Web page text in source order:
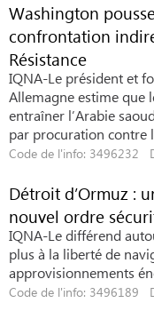
Washington
confrontation
Résistance
IQNA-Le président et
Allemagne estime que
entraîner l’Arabie
par procuration contre
Code de l'info: 3496232
Détroit d’Ormuz :
nouvel ordre
IQNA-Le différend
plus à la liberté de
approvisionnements
Code de l'info: 3496189